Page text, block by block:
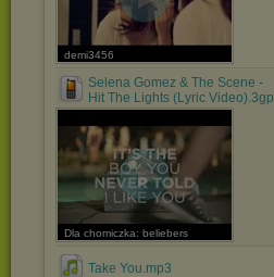
demi3456
Selena Gomez & The Scene -
Hit The Lights (Lyric Video).3gp
Dla chomiczka: beliebers
Take You.mp3